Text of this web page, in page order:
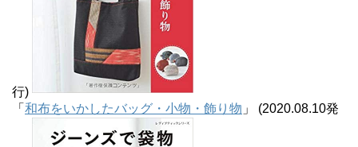
行)
「 和布をいかしたバッグ・小物・飾り物 」 (2020.08.10発